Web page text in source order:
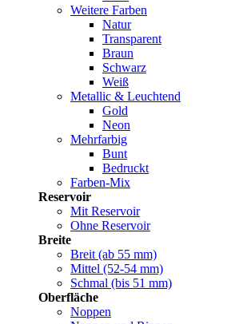
Weitere Farben
Natur
Transparent
Braun
Schwarz
Weiß
Metallic & Leuchtend
Gold
Neon
Mehrfarbig
Bunt
Bedruckt
Farben-Mix
Reservoir
Mit Reservoir
Ohne Reservoir
Breite
Breit (ab 55 mm)
Mittel (52-54 mm)
Schmal (bis 51 mm)
Oberfläche
Noppen